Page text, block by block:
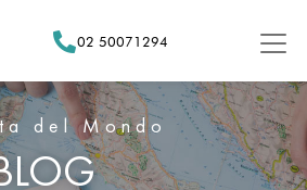
02 50071294
del Mondo